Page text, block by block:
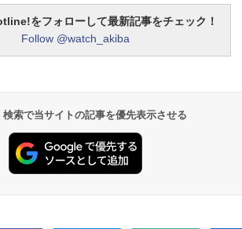
をフォローして最新記事をチェック！
Follow @watch_akiba
索で当サイトの記事を優先表示させる